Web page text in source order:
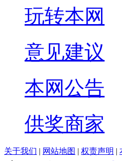
玩转本网
意见建议
本网公告
供奖商家
关于我们 | 网站地图 | 权责声明 |